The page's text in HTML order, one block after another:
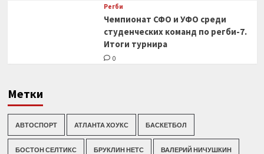
Регби
Чемпионат СФО и УФО среди
студенческих команд по регби-7.
Итоги турнира
0
Метки
АВТОСПОРТ АТЛАНТА ХОУКС БАСКЕТБОЛ
БОСТОН СЕЛТИКС БРУКЛИН НЕТС ВАЛЕРИЙ НИЧУШКИН